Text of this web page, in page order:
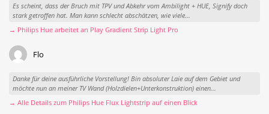
Es scheint, dass der Bruch mit TPV und Abkehr vom Ambilight + HUE, Signify doch
stark getroffen hat. Man kann schlecht abschätzen, wie viele...
→ Philips Hue arbeitet an Play Gradient Strip Light Pro
Flo
Danke für deine ausführliche Vorstellung! Bin absoluter Laie auf dem Gebiet und
möchte nun an meiner TV Wand (Holzdielen+Unterkonstruktion) einen...
→ Alle Details zum Philips Hue Flux Lightstrip auf einen Blick